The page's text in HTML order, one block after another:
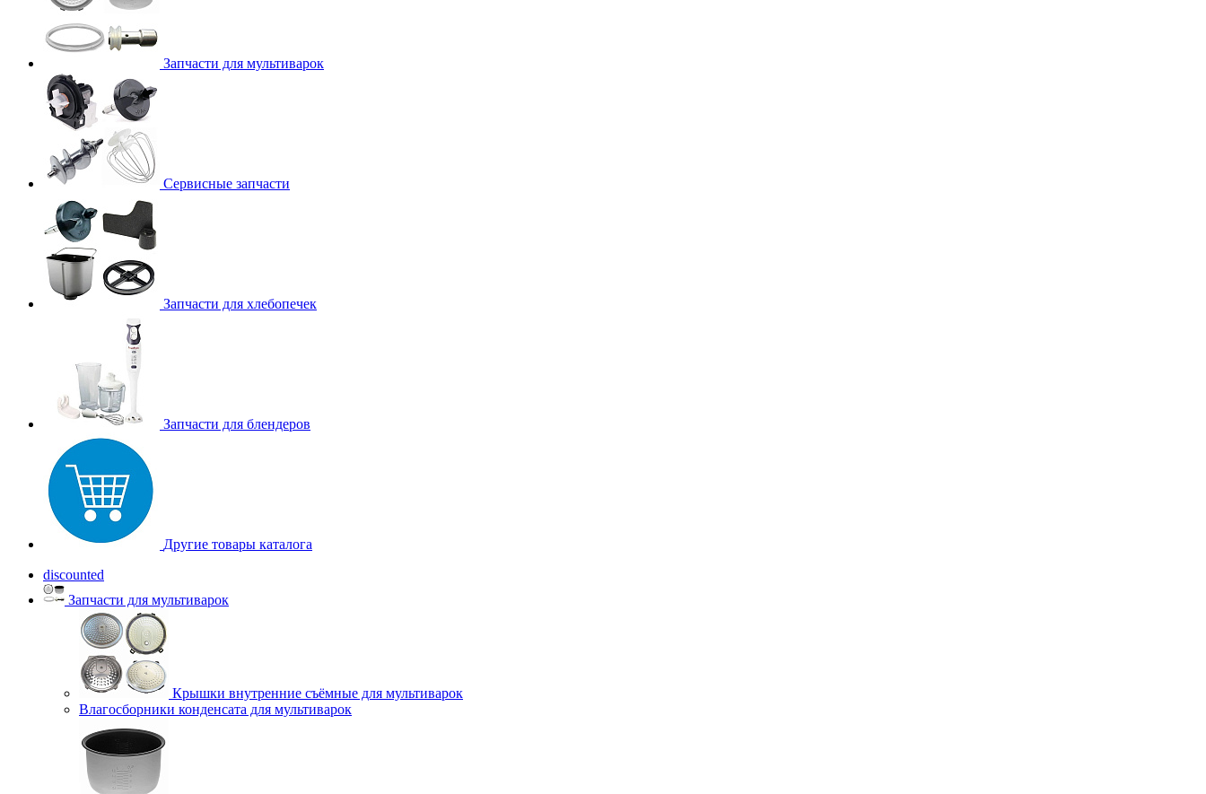
Запчасти для мультиварок
Сервисные запчасти
Запчасти для хлебопечек
Запчасти для блендеров
Другие товары каталога
discounted
Запчасти для мультиварок
Крышки внутренние съёмные для мультиварок
Влагосборники конденсата для мультиварок